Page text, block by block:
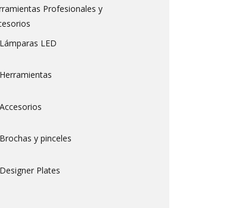
Profesionales y
LED
y pinceles
Plates